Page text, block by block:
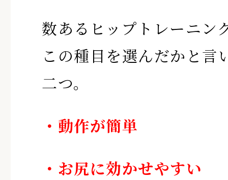
数あるヒップトレーニン
この種目を選んだかと言
二つ。
・動作が簡単
・お尻に効かせやすい